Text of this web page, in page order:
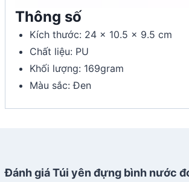
Thông số
Kích thước: 24 x 10.5 x 9.5 cm
Chất liệu: PU
Khối lượng: 169gram
Màu sắc: Đen
Đánh giá Túi yên đựng bình nước